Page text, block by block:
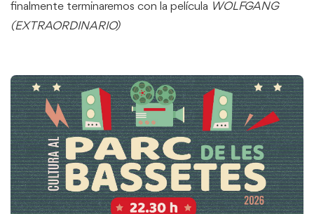
finalmente terminaremos con la película WOLFGANG
(EXTRAORDINARIO)